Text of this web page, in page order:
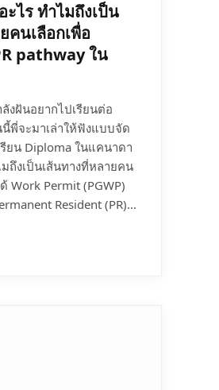
ไร ทำไมถึงเป็น
คนเลือกเพื่อ
pathway ใน
งฝันอยากไปเรียนต่อ
พี่จะมาเล่าให้ฟังแบบจัด
รียน Diploma ในแคนาดา
ถึงเป็นเส้นทางที่หลายคน
Work Permit (PGWP)
Resident (PR)…